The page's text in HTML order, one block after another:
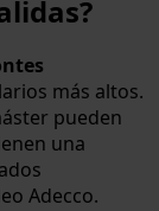
más altos.
pueden
una
Adecco.